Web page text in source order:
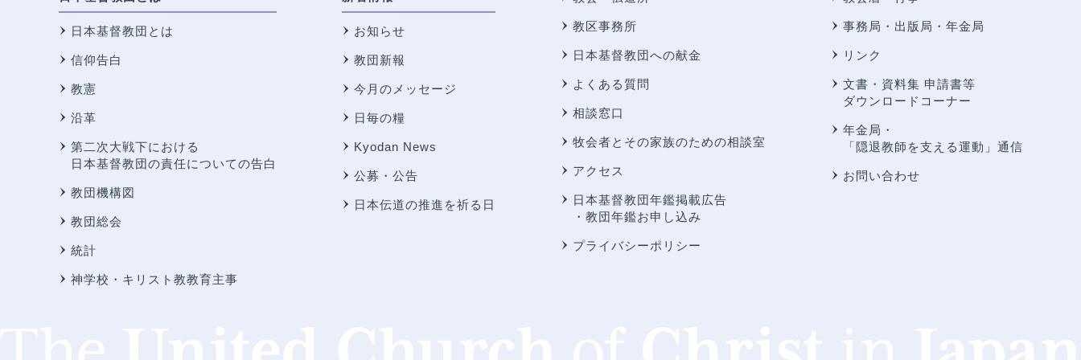
日本基督教団とは
信仰告白
教憲
沿革
第二次大戦下における
日本基督教団の責任についての告白
教団機構図
教団総会
統計
神学校・キリスト教教育主事
お知らせ
教団新報
今月のメッセージ
日毎の糧
Kyodan News
公募・公告
日本伝道の推進を祈る日
教区事務所
日本基督教団への献金
よくある質問
相談窓口
牧会者とその家族のための相談室
アクセス
日本基督教団年鑑掲載広告
・教団年鑑お申し込み
プライバシーポリシー
事務局・出版局・年金局
リンク
文書・資料集 申請書等
ダウンロードコーナー
年金局・
「隠退教師を支える運動」通信
お問い合わせ